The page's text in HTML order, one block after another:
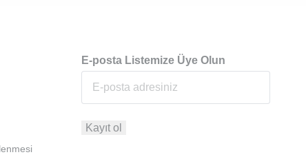
E-posta Listemize Üye Olun